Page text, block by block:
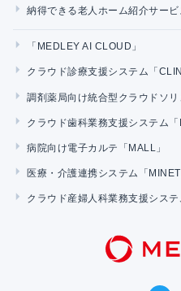
納得できる老人ホーム紹介サービ
「MEDLEY AI CLOUD」
クラウド診療支援システム「
調剤薬局向け統合型クラウドソリ
クラウド歯科業務支援システム「
病院向け電子カルテ「MALL」
医療・介護連携システム「MINET
クラウド産婦人科業務支援システ